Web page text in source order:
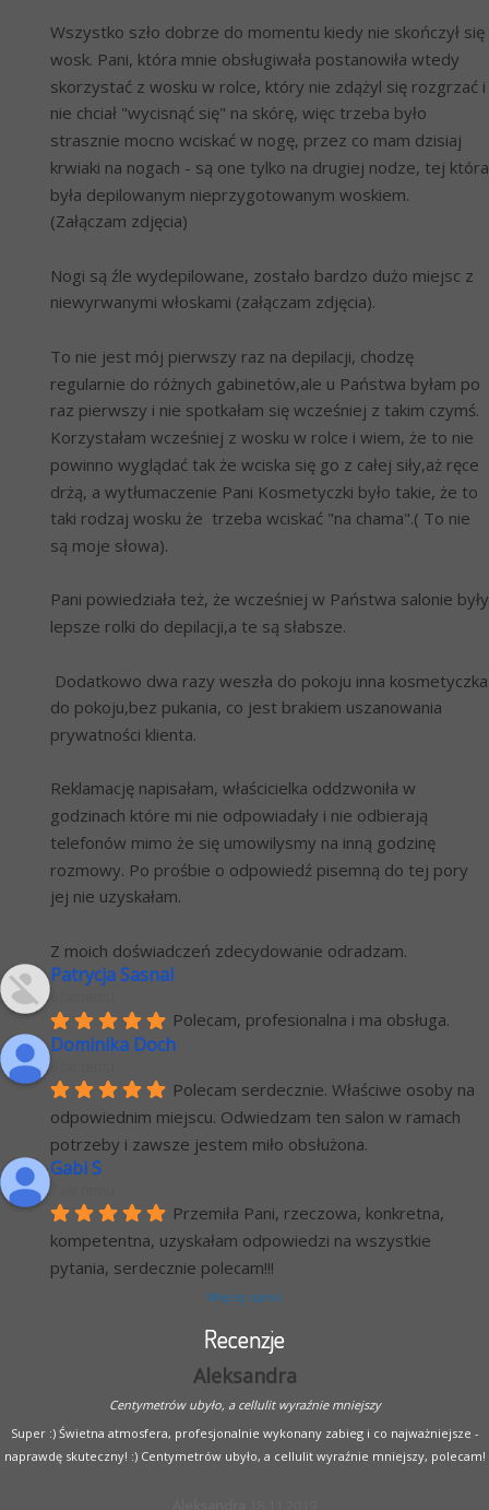
Wszystko szło dobrze do momentu kiedy nie skończył się
wosk. Pani, która mnie obsługiwała postanowiła wtedy
skorzystać z wosku w rolce, który nie zdążyl się rozgrzać i
nie chciał "wycisnąć się" na skórę, więc trzeba było
strasznie mocno wciskać w nogę, przez co mam dzisiaj
krwiaki na nogach - są one tylko na drugiej nodze, tej która
była depilowanym nieprzygotowanym woskiem.
(Załączam zdjęcia)
Nogi są źle wydepilowane, zostało bardzo dużo miejsc z
niewyrwanymi włoskami (załączam zdjęcia).
To nie jest mój pierwszy raz na depilacji, chodzę
regularnie do różnych gabinetów,ale u Państwa byłam po
raz pierwszy i nie spotkałam się wcześniej z takim czymś.
Korzystałam wcześniej z wosku w rolce i wiem, że to nie
powinno wyglądać tak że wciska się go z całej siły,aż ręce
drżą, a wytłumaczenie Pani Kosmetyczki było takie, że to
taki rodzaj wosku że  trzeba wciskać "na chama".( To nie
są moje słowa).
Pani powiedziała też, że wcześniej w Państwa salonie były
lepsze rolki do depilacji,a te są słabsze.
Dodatkowo dwa razy weszła do pokoju inna kosmetyczka
do pokoju,bez pukania, co jest brakiem uszanowania
prywatności klienta.
Reklamację napisałam, właścicielka oddzwoniła w
godzinach które mi nie odpowiadały i nie odbierają
telefonów mimo że się umowilysmy na inną godzinę
rozmowy. Po prośbie o odpowiedź pisemną do tej pory
jej nie uzyskałam.
Z moich doświadczeń zdecydowanie odradzam.
Patrycja Sasnal
Polecam, profesionalna i ma obsługa.
Dominika Doch
Polecam serdecznie. Właściwe osoby na
odpowiednim miejscu. Odwiedzam ten salon w ramach
potrzeby i zawsze jestem miło obsłużona.
Gabi S
Przemiła Pani, rzeczowa, konkretna,
kompetentna, uzyskałam odpowiedzi na wszystkie
pytania, serdecznie polecam!!!
Więcej opinii
Recenzje
Aleksandra
Centymetrów ubyło, a cellulit wyraźnie mniejszy
Super :) Świetna atmosfera, profesjonalnie wykonany zabieg i co najważniejsze -
naprawdę skuteczny! :) Centymetrów ubyło, a cellulit wyraźnie mniejszy, polecam!